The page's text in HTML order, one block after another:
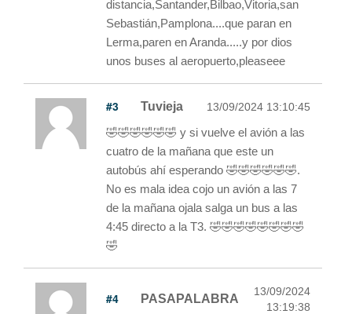
distancia,Santander,Bilbao,Vitoria,san
Sebastián,Pamplona....que paran en
Lerma,paren en Aranda.....y por dios
unos buses al aeropuerto,pleaseee
#3 Tuvieja 13/09/2024 13:10:45
🤣🤣🤣🤣🤣🤣 y si vuelve el avión a las
cuatro de la mañana que este un
autobús ahí esperando 🤣🤣🤣🤣🤣🤣.
No es mala idea cojo un avión a las 7
de la mañana ojala salga un bus a las
4:45 directo a la T3. 🤣🤣🤣🤣🤣🤣🤣🤣
🤣
#4 PASAPALABRA
13/09/2024
13:19:38